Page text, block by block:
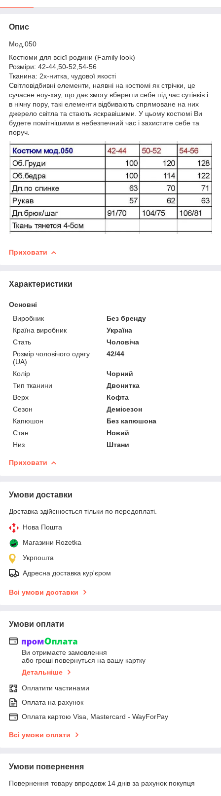
Опис
Мод.050
Костюми для всієї родини (Family look)
Розміри: 42-44,50-52,54-56
Тканина: 2х-нитка, чудової якості
Світловідбивні елементи, наявні на костюмі як стрічки, це
сучасне ноу-хау, що дає змогу вберегти себе під час сутінків і
в нічну пору, такі елементи відбивають спрямоване на них
джерело світла та стають яскравішими. У цьому костюмі Ви
будете помітнішими в небезпечний час і захистите себе та
поруч.
Приховати
Характеристики
Основні
Виробник
Без бренду
Країна виробник
Україна
Стать
Чоловіча
Розмір чоловічого одягу
(UA)
42/44
Колір
Чорний
Тип тканини
Двонитка
Верх
Кофта
Сезон
Демісезон
Капюшон
Без капюшона
Стан
Новий
Низ
Штани
Приховати
Умови доставки
Доставка здійснюється тільки по передоплаті.
Нова Пошта
Магазини Rozetka
Укрпошта
Адресна доставка кур'єром
Всі умови доставки
Умови оплати
Ви отримаєте замовлення
або гроші повернуться на вашу картку
Детальніше
Оплатити частинами
Оплата на рахунок
Оплата картою Visa, Mastercard - WayForPay
Всі умови оплати
Умови повернення
Повернення товару впродовж 14 днів за рахунок покупця